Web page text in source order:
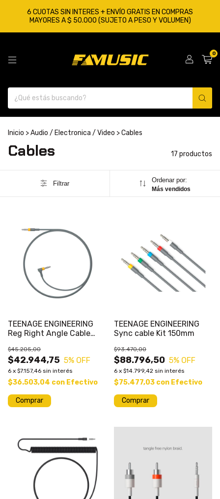
6 CUOTAS SIN INTERES + ENVÍO GRATIS EN COMPRAS
MAYORES A $ 50.000 (SUJETO A PESO Y VOLUMEN)
0
Inicio >Audio / Electronica / Video >Cables
Cables 17 productos
Filtrar Ordenar por:
Más vendidos
TEENAGE ENGINEERING
Reg Right Angle Cable
$42.944,75
$45.205,00
5% OFF
6 x $7.157,46 sin interés
$36.503,04 con Efectivo
TEENAGE ENGINEERING
Sync cable Kit 150mm
$88.796,50
$93.470,00
5% OFF
6 x $14.799,42 sin interés
$75.477,03 con Efectivo